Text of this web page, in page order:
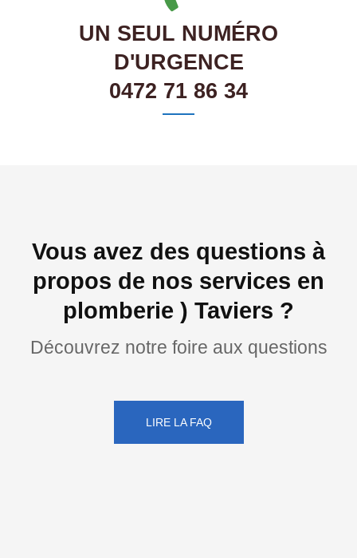
UN SEUL NUMÉRO
D'URGENCE
0472 71 86 34
Vous avez des questions à
propos de nos services en
plomberie ) Taviers ?
Découvrez notre foire aux questions
LIRE LA FAQ